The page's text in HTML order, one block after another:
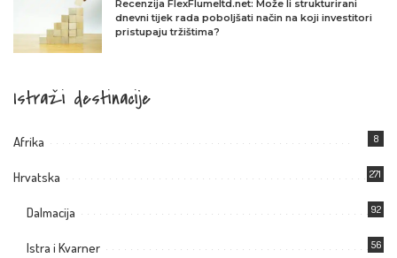
Recenzija FlexFlumeltd.net: Može li strukturirani
dnevni tijek rada poboljšati način na koji investitori
pristupaju tržištima?
Istraži destinacije
Afrika 8
Hrvatska 271
Dalmacija 92
Istra i Kvarner 56